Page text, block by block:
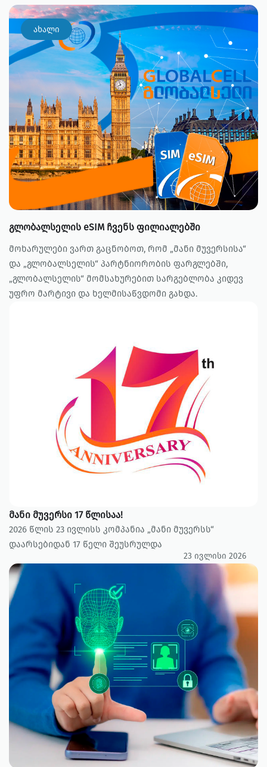
ახალი
გლობალსელის eSIM ჩვენს ფილიალებში
მოხარულები ვართ გაცნობოთ, რომ „მანი მუვერსისა“
და „გლობალსელის“ პარტნიორობის ფარგლებში,
„გლობალსელის“ მომსახურებით სარგებლობა კიდევ
უფრო მარტივი და ხელმისაწვდომი გახდა.
მანი მუვერსი 17 წლისაა!
2026 წლის 23 ივლისს კომპანია „მანი მუვერსს“
დაარსებიდან 17 წელი შეუსრულდა
23 ივლისი 2026